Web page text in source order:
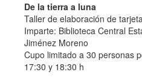
De la tierra a luna
Taller de elaboración de
Imparte: Biblioteca Central
Jiménez Moreno
Cupo limitado a 30 personas
17:30 y 18:30 h